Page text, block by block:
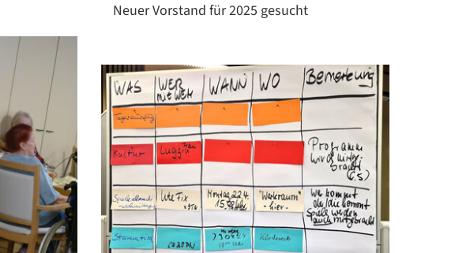
Neuer Vorstand für 2025 gesucht